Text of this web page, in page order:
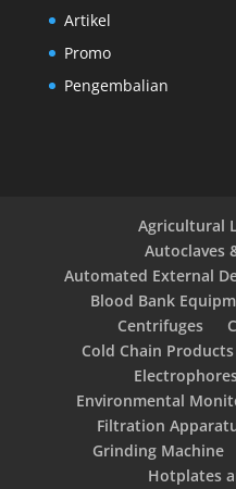
Artikel
Promo
Pengembalian
Agricultural
Autoclaves
Automated External
Blood Bank
Centrifuges
Cold Chain Products
Environmental
Filtration
Grinding Machine
Hotplates